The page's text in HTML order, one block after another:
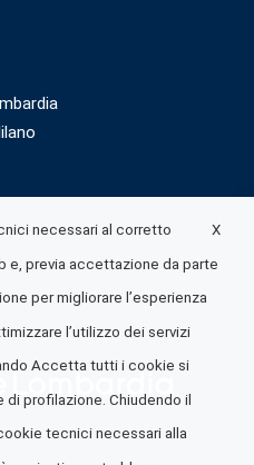
X
necessari al corretto
e, previa accettazione da parte
per migliorare l’esperienza
l’utilizzo dei servizi
Accetta tutti i cookie si
profilazione. Chiudendo il
tecnici necessari alla